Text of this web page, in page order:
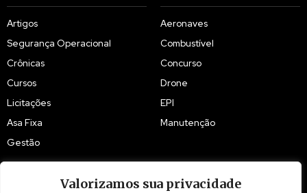
Valorizamos sua privacidade
Artigos
Segurança Operacional
Crônicas
Cursos
Licitações
Asa Fixa
Gestão
Aeronaves
Combustível
Concurso
Drone
EPI
Manutenção